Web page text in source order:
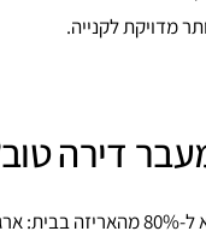
מדויקת לקנייה.
דירה
מארז טוב צריך לתת מענה